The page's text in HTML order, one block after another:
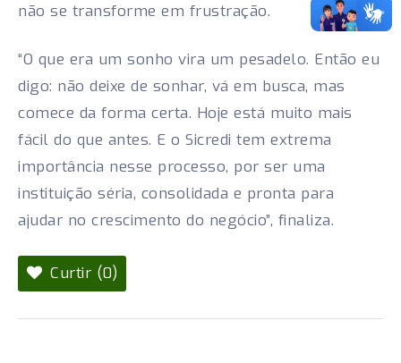
não se transforme em frustração.
“O que era um sonho vira um pesadelo. Então eu
digo: não deixe de sonhar, vá em busca, mas
comece da forma certa. Hoje está muito mais
fácil do que antes. E o Sicredi tem extrema
importância nesse processo, por ser uma
instituição séria, consolidada e pronta para
ajudar no crescimento do negócio”, finaliza.
Curtir (0)